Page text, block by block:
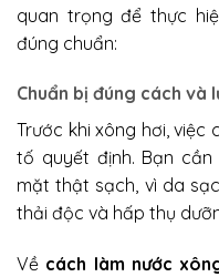
quan trọng để thực
đúng chuẩn:
Chuẩn bị đúng cách và
Trước khi xông hơi, việc
tố quyết định. Bạn
mặt thật sạch, vì da
thải độc và hấp thụ
Về cách làm nước